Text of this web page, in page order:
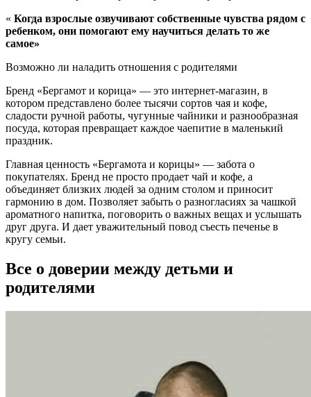
« Когда взрослые озвучивают собственные чувства рядом с
ребенком, они помогают ему научиться делать то же
самое»
Возможно ли наладить отношения с родителями
Бренд «Бергамот и корица» — это интернет-магазин, в
котором представлено более тысячи сортов чая и кофе,
сладости ручной работы, чугунные чайники и разнообразная
посуда, которая превращает каждое чаепитие в маленький
праздник.
Главная ценность «Бергамота и корицы» — забота о
покупателях. Бренд не просто продает чай и кофе, а
объединяет близких людей за одним столом и приносит
гармонию в дом. Позволяет забыть о разногласиях за чашкой
ароматного напитка, поговорить о важных вещах и услышать
друг друга. И дает уважительный повод съесть печенье в
кругу семьи.
Все о доверии между детьми и
родителями